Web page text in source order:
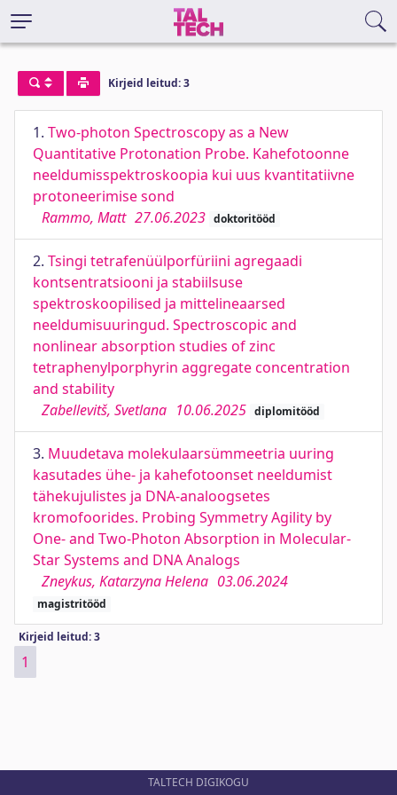
Kirjeid leitud: 3
1. Two-photon Spectroscopy as a New
Quantitative Protonation Probe. Kahefotoonne
neeldumisspektroskoopia kui uus kvantitatiivne
protoneerimise sond
Rammo, Matt 27.06.2023 doktoritööd
2. Tsingi tetrafenüülporfüriini agregaadi
kontsentratsiooni ja stabiilsuse
spektroskoopilised ja mittelineaarsed
neeldumisuuringud. Spectroscopic and
nonlinear absorption studies of zinc
tetraphenylporphyrin aggregate concentration
and stability
Zabellevitš, Svetlana 10.06.2025 diplomitööd
3. Muudetava molekulaarsümmeetria uuring
kasutades ühe- ja kahefotoonset neeldumist
tähekujulistes ja DNA-analoogsetes
kromofoorides. Probing Symmetry Agility by
One- and Two-Photon Absorption in Molecular-
Star Systems and DNA Analogs
Zneykus, Katarzyna Helena 03.06.2024
magistritööd
Kirjeid leitud: 3
1
TALTECH DIGIKOGU